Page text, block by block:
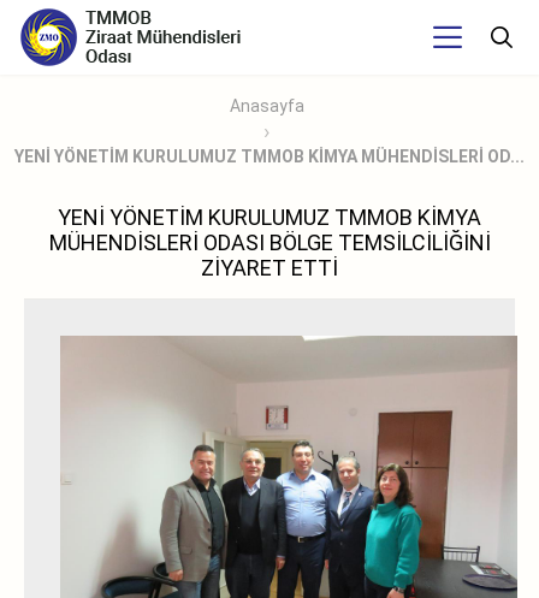
Anasayfa
YENİ YÖNETİM KURULUMUZ TMMOB KİMYA MÜHENDİSLERİ OD...
YENİ YÖNETİM KURULUMUZ TMMOB KİMYA
MÜHENDİSLERİ ODASI BÖLGE TEMSİLCİLİĞİNİ
ZİYARET ETTİ